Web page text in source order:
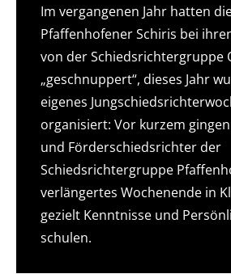
Im vergangenen Jahr hatten
Pfaffenhofener Schiris bei
von der Schiedsrichtergruppe
„geschnuppert“, dieses Jahr
eigenes
organisiert: Vor kurzem gingen
und Förderschiedsrichter der
Schiedsrichtergruppe
verlängertes Wochenende in
gezielt Kenntnisse und
schulen.